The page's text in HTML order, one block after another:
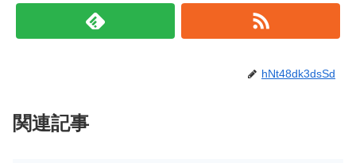
hNt48dk3dsSd
関連記事